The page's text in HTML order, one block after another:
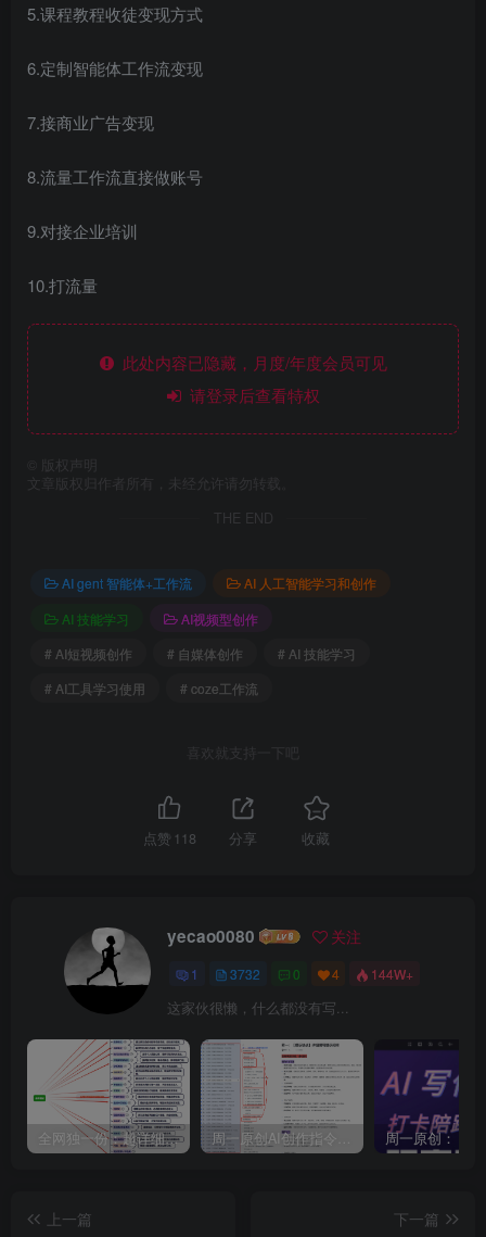
5.课程教程收徒变现方式
6.定制智能体工作流变现
7.接商业广告变现
8.流量工作流直接做账号
9.对接企业培训
10.打流量
此处内容已隐藏，月度/年度会员可见
请登录后查看特权
版权声明
文章版权归作者所有，未经允许请勿转载。
THE END
AI gent 智能体+工作流
AI 人工智能学习和创作
AI 技能学习
AI视频型创作
# AI短视频创作
# 自媒体创作
# AI 技能学习
# AI工具学习使用
# coze工作流
喜欢就支持一下吧
点赞 118 分享 收藏
yecao0080 关注
1 3732 0 4 144W+
这家伙很懒，什么都没有写...
全网独一份：超详细的40+个自媒体赛道领域解析手册，让你的内容创作不再局限！
上一篇
下一篇